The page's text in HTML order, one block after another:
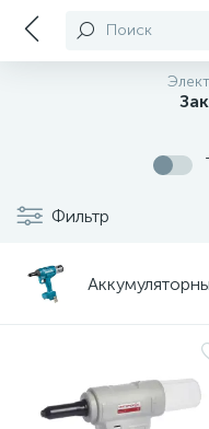
Поиск
Фильтр